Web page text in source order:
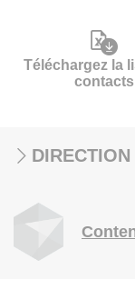
Téléchargez la
contacts